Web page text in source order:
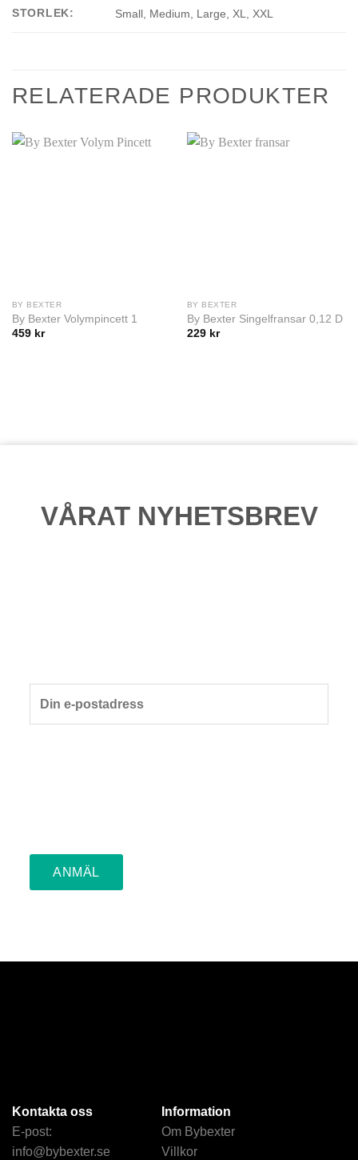
STORLEK: Small, Medium, Large, XL, XXL
RELATERADE PRODUKTER
BY BEXTER
By Bexter Volympincett 1
459 kr
BY BEXTER
By Bexter Singelfransar 0,12 D
229 kr
VÅRAT NYHETSBREV
Kontakta oss
E-post:
info@bybexter.se
Information
Om Bybexter
Villkor